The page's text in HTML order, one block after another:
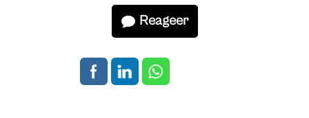
Reageer